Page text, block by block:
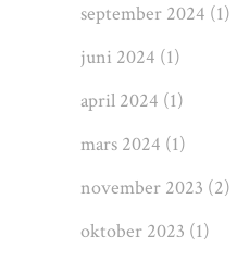
september 2024 (1)
juni 2024 (1)
april 2024 (1)
mars 2024 (1)
november 2023 (2)
oktober 2023 (1)